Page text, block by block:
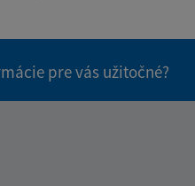
pre vás užitočné?